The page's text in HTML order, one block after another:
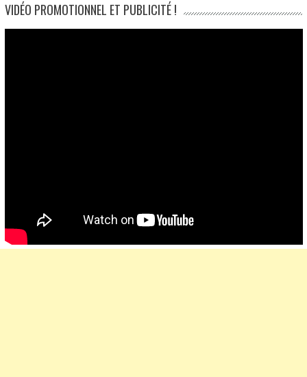
VIDÉO PROMOTIONNEL ET PUBLICITÉ !